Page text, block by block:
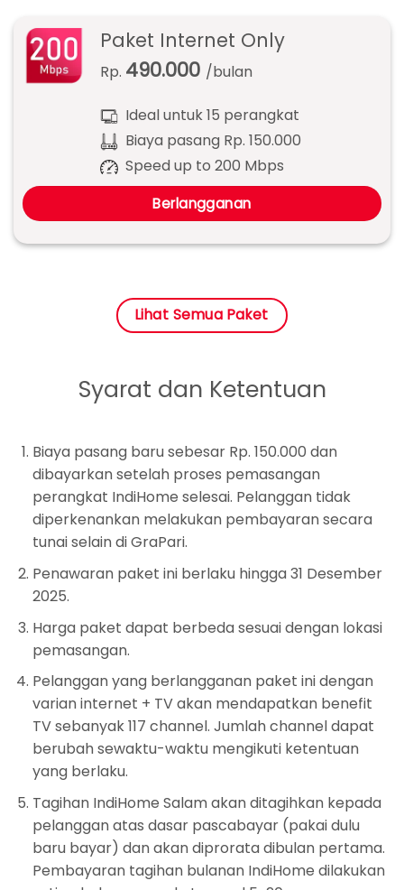
Paket Internet Only
Rp. 490.000 /bulan
Ideal untuk 15 perangkat
Biaya pasang Rp. 150.000
Speed up to 200 Mbps
Berlangganan
Lihat Semua Paket
Syarat dan Ketentuan
Biaya pasang baru sebesar Rp. 150.000 dan
dibayarkan setelah proses pemasangan
perangkat IndiHome selesai. Pelanggan tidak
diperkenankan melakukan pembayaran secara
tunai selain di GraPari.
Penawaran paket ini berlaku hingga 31 Desember
2025.
Harga paket dapat berbeda sesuai dengan lokasi
pemasangan.
Pelanggan yang berlangganan paket ini dengan
varian internet + TV akan mendapatkan benefit
TV sebanyak 117 channel. Jumlah channel dapat
berubah sewaktu-waktu mengikuti ketentuan
yang berlaku.
Tagihan IndiHome Salam akan ditagihkan kepada
pelanggan atas dasar pascabayar (pakai dulu
baru bayar) dan akan diprorata dibulan pertama.
Pembayaran tagihan bulanan IndiHome dilakukan